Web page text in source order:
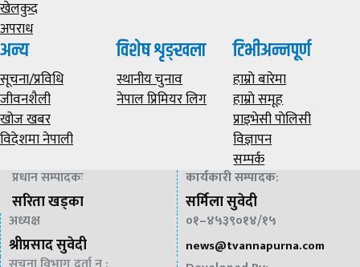
खेलकुद
अपराध
अन्य
सूचना/प्रविधि
जीवनशैली
खोज खबर
विदेशमा नेपाली
विशेष शृङ्खला
स्थानीय चुनाव
नेपाल प्रिमियर लिग
टिभीअन्नपूर्ण
हाम्राे बारेमा
हाम्राे समूह
प्राइभेसी पाेलिसी
विज्ञापन
सम्पर्क
प्रधान सम्पादकः
सरिता खड्का
कार्यकारी सम्पादक:
सर्मिला सुवेदी
अध्यक्ष
श्रीप्रसाद सुवेदी
०१–४५३९०१४/१५
news@tvannapurna.com